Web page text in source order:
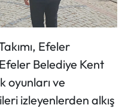
Efeler
Belediye Kent
oyunları ve
izleyenlerden alkış